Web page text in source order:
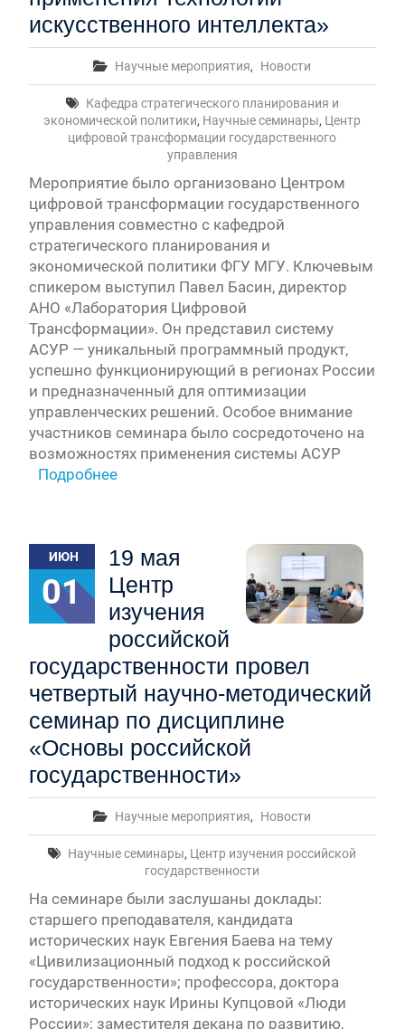
искусственного интеллекта»
Научные мероприятия, Новости
Кафедра стратегического планирования и
экономической политики, Научные семинары, Центр
цифровой трансформации государственного
управления
Мероприятие было организовано Центром
цифровой трансформации государственного
управления совместно с кафедрой
стратегического планирования и
экономической политики ФГУ МГУ. Ключевым
спикером выступил Павел Басин, директор
АНО «Лаборатория Цифровой
Трансформации». Он представил систему
АСУР — уникальный программный продукт,
успешно функционирующий в регионах России
и предназначенный для оптимизации
управленческих решений. Особое внимание
участников семинара было сосредоточено на
возможностях применения системы АСУР
Подробнее
ИЮН
01
19 мая
Центр
изучения
российской
государственности провел
четвертый научно-методический
семинар по дисциплине
«Основы российской
государственности»
Научные мероприятия, Новости
Научные семинары, Центр изучения российской
государственности
На семинаре были заслушаны доклады:
старшего преподавателя, кандидата
исторических наук Евгения Баева на тему
«Цивилизационный подход к российской
государственности»; профессора, доктора
исторических наук Ирины Купцовой «Люди
России»; заместителя декана по развитию,